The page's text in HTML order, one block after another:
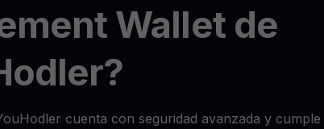
Wallet de
cuenta con seguridad avanzada y cumple